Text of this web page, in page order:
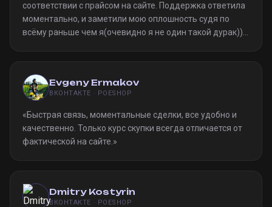
соответствии с прайсом на сайте. Поддержка ответила
моментально, и заметили мою оплошность судя по
всёму раньше чем я(очевидно я не один такой дурак)).
Evgeny Ermakov
ВКОНТАКТЕ · POESHOP
«Быстрая связь, моментальные сделки, все удобно и
качественно. Только курс скупки всегда отличается от
фактической на сайте. »
Dmitry Kostyrin
ВКОНТАКТЕ · POESHOP